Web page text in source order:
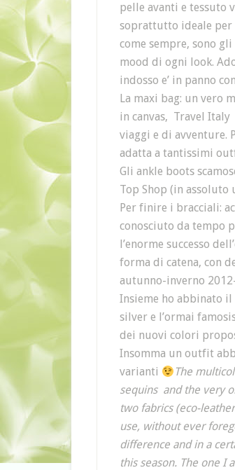
pelle avanti e tessuto
soprattutto ideale per
come sempre, sono
mood di ogni look.
indosso e’ in panno
La maxi bag: un vero
in canvas, Travel
viaggi e di avventure.
adatta a tantissimi
Gli ankle boots
Top Shop (in
Per finire i bracciali:
conosciuto da tempo
l’enorme successo
forma di catena, con
autunno-inverno
Insieme ho abbinato il
silver e l’ormai
dei nuovi colori
Insomma un outfit
varianti
The
sequins and the very
two fabrics (eco-
use, without ever
difference and in a
this season. The one I